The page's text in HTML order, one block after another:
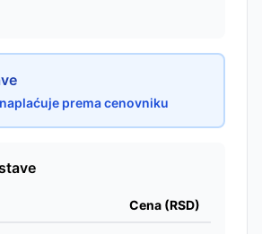
prema cenovniku
Cena (RSD)